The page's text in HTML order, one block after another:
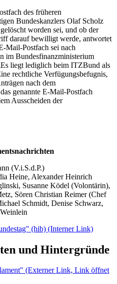
des früheren
Bundeskanzlers Olaf Scholz
worden sei, und ob der
darauf bewilligt werde, antwortet
Mail-Postfach sei nach
im Bundesfinanzministerium
liegt lediglich beim ITZBund als
rechtliche Verfügungsbefugnis,
nach dem
genannte E-Mail-Postfach
Ausscheiden der
(V.i.S.d.P.)
Heine, Alexander Heinrich
Susanne Ködel (Volontärin),
Sören Christian Reimer (Chef
Schmidt, Denise Schwarz,
(hib) (Interner Link)
und Hintergründe
(Externer Link, Link öffnet